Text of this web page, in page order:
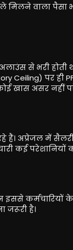
मिलने वाला पैसा
से भरी
पर ही
खास असर नहीं
हैं। अप्रेजल में
कई परेशानियों
कर्मचारियों
जरूरी है।